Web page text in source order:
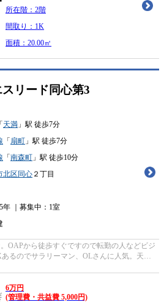
所在階：2階
間取り：1K
面積：20.00㎡
スリード同心第3
「天満 」駅 徒歩7分
「扇町 」駅 徒歩7分
「南森町 」駅 徒歩10分
北区同心 ２丁目
｜募集中： 1室
OAPから徒歩すぐですので転勤の人などビジ
るのでサラリーマン、OLさんに人気。天神
6万円
(管理費・共益費 5,000円)